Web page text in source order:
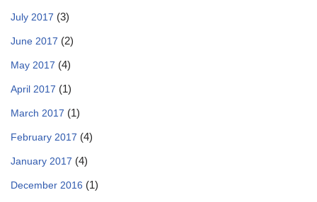
July 2017 (3)
June 2017 (2)
May 2017 (4)
April 2017 (1)
March 2017 (1)
February 2017 (4)
January 2017 (4)
December 2016 (1)